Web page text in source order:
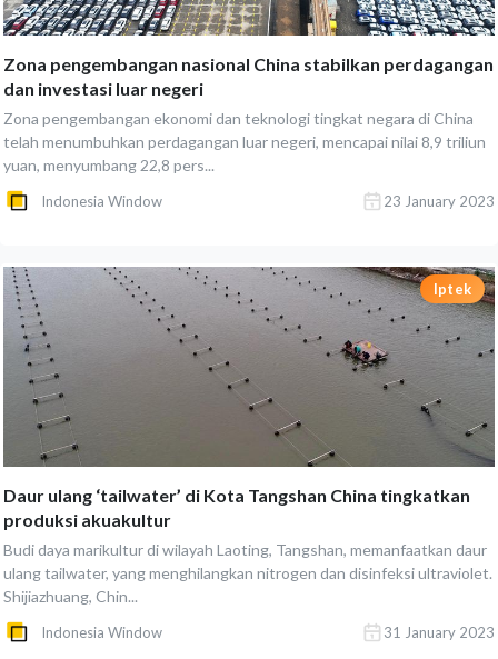
Zona pengembangan nasional China stabilkan perdagangan
dan investasi luar negeri
Zona pengembangan ekonomi dan teknologi tingkat negara di China
telah menumbuhkan perdagangan luar negeri, mencapai nilai 8,9 triliun
yuan, menyumbang 22,8 pers...
Indonesia Window 23 January 2023
Iptek
Daur ulang ‘tailwater’ di Kota Tangshan China tingkatkan
produksi akuakultur
Budi daya marikultur di wilayah Laoting, Tangshan, memanfaatkan daur
ulang tailwater, yang menghilangkan nitrogen dan disinfeksi ultraviolet.
Shijiazhuang, Chin...
Indonesia Window 31 January 2023